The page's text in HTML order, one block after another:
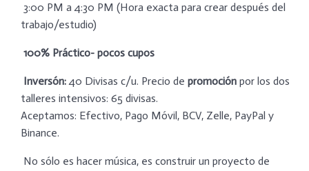
3:00 PM a 4:30 PM (Hora exacta para crear después del
trabajo/estudio)
100% Práctico- pocos cupos
Inversón:40 Divisas c/u. Precio de promoción por los dos
talleres intensivos: 65 divisas.
Aceptamos: Efectivo, Pago Móvil, BCV, Zelle, PayPal y
Binance.
No sólo es hacer música, es construir un proyecto de